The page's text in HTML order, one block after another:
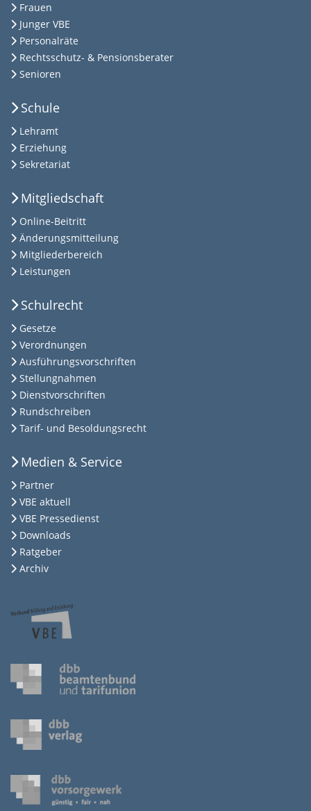
Frauen
Junger VBE
Personalräte
Rechtsschutz- & Pensionsberater
Senioren
Schule
Lehramt
Erziehung
Sekretariat
Mitgliedschaft
Online-Beitritt
Änderungsmitteilung
Mitgliederbereich
Leistungen
Schulrecht
Gesetze
Verordnungen
Ausführungsvorschriften
Stellungnahmen
Dienstvorschriften
Rundschreiben
Tarif- und Besoldungsrecht
Medien & Service
Partner
VBE aktuell
VBE Pressedienst
Downloads
Ratgeber
Archiv